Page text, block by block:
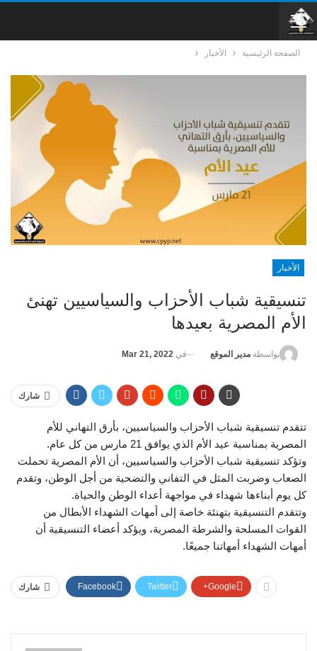
الصفحة الرئيسية الأخبار
الأخبار
تنسيقية شباب الأحزاب والسياسيين تهنئ
الأم المصرية بعيدها
بواسطة مدير الموقع في Mar 21, 2022
شارك
تتقدم تنسيقية شباب الأحزاب والسياسيين، بأرق التهاني للأم
المصرية بمناسبة عيد الأم الذي يوافق 21 مارس من كل عام.
وتؤكد تنسيقية شباب الأحزاب والسياسيين، أن الأم المصرية تحملت
الصعاب وضربت المثل في التفاني والتضحية من أجل الوطن، وتقدم
كل يوم أبناءها شهداء في مواجهة أعداء الوطن والحياة.
وتتقدم التنسيقية بتهنئة خاصة إلى أمهات الشهداء الأبطال من
القوات المسلحة والشرطة المصرية، ويؤكد أعضاء التنسيقية أن
أمهات الشهداء أمهاتنا جميعًا.
شارك Facebook Twitter Google+